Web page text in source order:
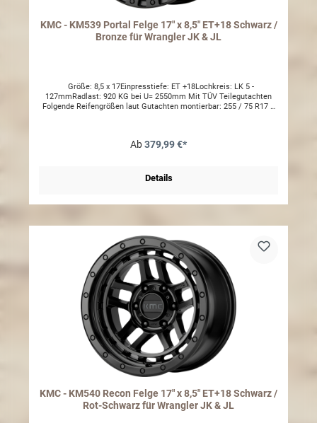
KMC - KM539 Portal Felge 17" x 8,5" ET+18 Schwarz /
Bronze für Wrangler JK & JL
Größe: 8,5 x 17Einpresstiefe: ET +18Lochkreis: LK 5 -
127mmRadlast: 920 KG bei U= 2550mm Mit TÜV Teilegutachten
Folgende Reifengrößen laut Gutachten montierbar: 255 / 75 R17 –
Größen per Einzelabnahme möglich. Ohne Radmuttern
Ab379,99 €*
Details
KMC - KM540 Recon Felge 17" x 8,5" ET+18 Schwarz /
Rot-Schwarz für Wrangler JK & JL